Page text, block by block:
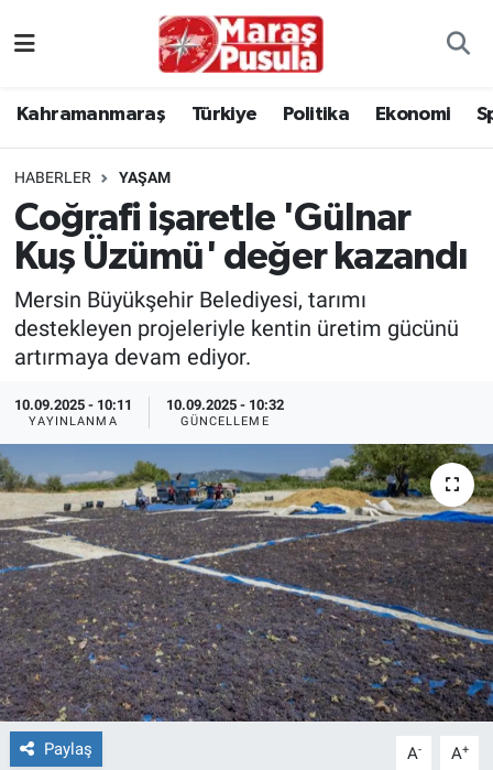
Kahramanmaraş Türkiye Politika Ekonomi
HABERLER YAŞAM
Coğrafi işaretle 'Gülnar
Kuş Üzümü' değer kazandı
Mersin Büyükşehir Belediyesi, tarımı
destekleyen projeleriyle kentin üretim gücünü
artırmaya devam ediyor.
10.09.2025 - 10:11
YAYINLANMA
10.09.2025 - 10:32
GÜNCELLEME
Paylaş A- A+
Politika
Ekonomi
Spor
Kültür Sanat
Sağlık
TEKNOLOJİ
Dünya
İlçeler
MAGAZİN
Bilim, Teknoloji
İstanbul Namaz Vakitleri
İstanbul Trafik Yoğunluk Haritası
Süper Lig Puan Durumu ve Fikstür
Tüm Manşetler
Son Dakika Haberleri
Haber Arşivi